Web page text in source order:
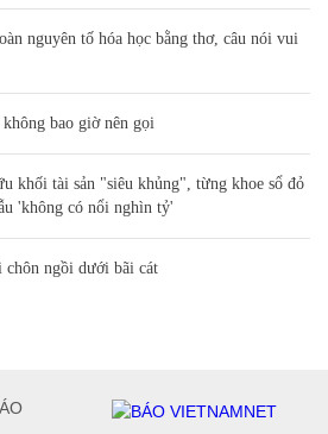
nguyên tố hóa học bằng thơ, câu nói vui
bao giờ nên gọi
khối tài sản "siêu khủng", từng khoe sổ đỏ
'không có nổi nghìn tỷ'
chôn ngồi dưới bãi cát